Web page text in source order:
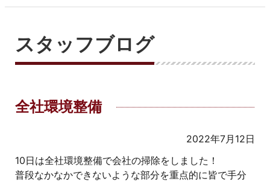
スタッフブログ
全社環境整備
2022年7月12日
10日は全社環境整備で会社の掃除をしました！
普段なかなかできないような部分を重点的に皆で手分